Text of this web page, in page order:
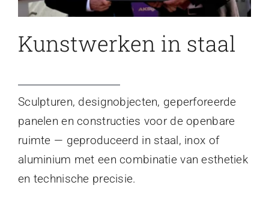
Kunstwerken in staal
Sculpturen, designobjecten, geperforeerde
panelen en constructies voor de openbare
ruimte — geproduceerd in staal, inox of
aluminium met een combinatie van esthetiek
en technische precisie.